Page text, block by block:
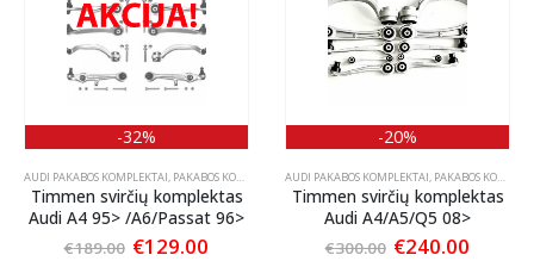
-32%
AUDI PAKABOS KOMPLEKTAI, PAKABOS KOMPLEKTAI ,VW PAKABOS KOMPLEKTAI
Timmen svirčių komplektas
Audi A4 95> /A6/Passat 96>
€189.00 Original
€129.00
-20%
AUDI PAKABOS KOMPLEKTAI, PAKABOS KOMPLEKTAI
Timmen svirčių komplektas
Audi A4/A5/Q5 08>
€300.00 Original
€240.00